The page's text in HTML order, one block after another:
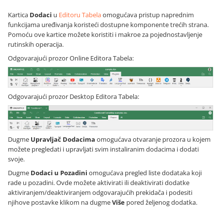
Kartica Dodaci u Editoru Tabelaomogućava pristup naprednim
funkcijama uređivanja koristeći dostupne komponente trećih strana.
Pomoću ove kartice možete koristiti i makroe za pojednostavljenje
rutinskih operacija.
Odgovarajući prozor Online Editora Tabela:
Odgovarajući prozor Desktop Editora Tabela:
Dugme Upravljač Dodacima omogućava otvaranje prozora u kojem
možete pregledati i upravljati svim instaliranim dodacima i dodati
svoje.
Dugme Dodaci u Pozadini omogućava pregled liste dodataka koji
rade u pozadini. Ovde možete aktivirati ili deaktivirati dodatke
aktiviranjem/deaktiviranjem odgovarajućih prekidača i podesiti
njihove postavke klikom na dugmeViše pored željenog dodatka.